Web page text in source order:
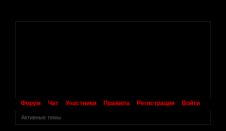
Форум Чат Участники Правила Регистрация Войти
Активные темы